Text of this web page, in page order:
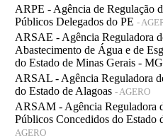
ARPE - Agência de Regulação
Públicos Delegados do PE -
ARSAE - Agência Reguladora
Abastecimento de Água e de
do Estado de Minas Gerais - MG
ARSAL - Agência Reguladora
do Estado de Alagoas - AGERO
ARSAM - Agência Reguladora
Públicos Concedidos do Estado
AGERO